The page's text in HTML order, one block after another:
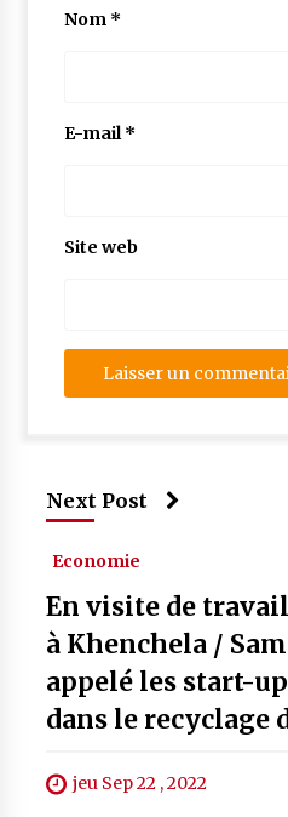
Nom *
E-mail*
Site web
Next Post
Economie
En visite de
à Khenchela /
appelé les start-
dans le recyclage
jeu Sep 22 , 2022